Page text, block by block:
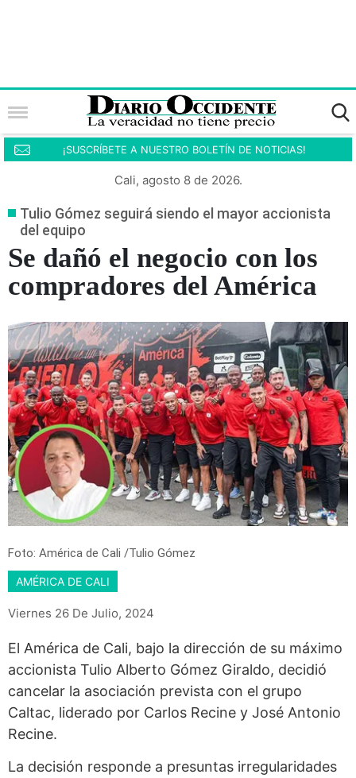
¡SUSCRÍBETE A NUESTRO BOLETÍN DE NOTICIAS!
Cali, agosto 8 de 2026.
Tulio Gómez seguirá siendo el mayor accionista
del equipo
Se dañó el negocio con los
compradores del América
Foto: América de Cali /Tulio Gómez
AMÉRICA DE CALI
Viernes 26 De Julio, 2024
El América de Cali, bajo la dirección de su máximo
accionista Tulio Alberto Gómez Giraldo, decidió
cancelar la asociación prevista con el grupo
Caltac, liderado por Carlos Recine y José Antonio
Recine.
La decisión responde a presuntas irregularidades